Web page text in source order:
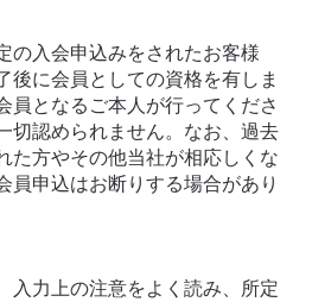
の入会申込みをされたお客様
後に会員としての資格を有しま
員となるご本人が行ってくださ
切認められません。なお、過去
た方やその他当社が相応しくな
員申込はお断りする場合があり
入力上の注意をよく読み、所定